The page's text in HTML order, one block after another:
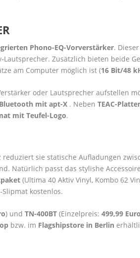
Phono-EQ-Vorverstärker.
Zusätzlich bieten beide
am Computer möglich ist (16 Bit/48
oder Lautsprecher aufstellen
Bluetooth mit apt-X . NebenTEAC-
mit Teufel-Logo.
sie statische Aufladungen
Natürlich passt das stylishe
(Ultima 40 Aktiv Vinyl, Kombo 62
kostenlos.
) und TN-400BT (Einzelpreis: 499,99
bzw. im Flagshipstore in Berlin